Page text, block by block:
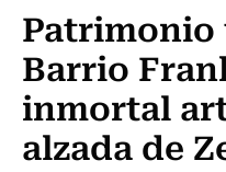
Barrio
inmortal
alzada de